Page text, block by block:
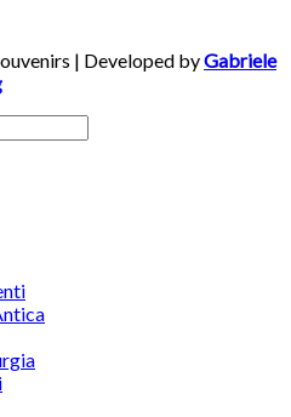
| Developed byGabriele